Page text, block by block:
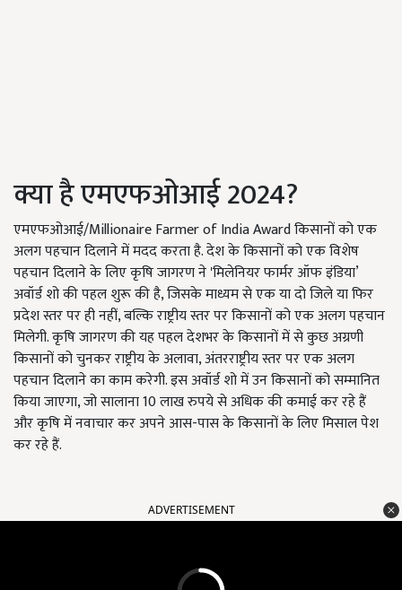
क्या है एमएफओआई 2024?
एमएफओआई/Millionaire Farmer of India Award किसानों को एक
अलग पहचान दिलाने में मदद करता है. देश के किसानों को एक विशेष
पहचान दिलाने के लिए कृषि जागरण ने 'मिलेनियर फार्मर ऑफ इंडिया’
अवॉर्ड शो की पहल शुरू की है, जिसके माध्यम से एक या दो जिले या फिर
प्रदेश स्तर पर ही नहीं, बल्कि राष्ट्रीय स्तर पर किसानों को एक अलग पहचान
मिलेगी. कृषि जागरण की यह पहल देशभर के किसानों में से कुछ अग्रणी
किसानों को चुनकर राष्ट्रीय के अलावा, अंतरराष्ट्रीय स्तर पर एक अलग
पहचान दिलाने का काम करेगी. इस अवॉर्ड शो में उन किसानों को सम्मानित
किया जाएगा, जो सालाना 10 लाख रुपये से अधिक की कमाई कर रहे हैं
और कृषि में नवाचार कर अपने आस-पास के किसानों के लिए मिसाल पेश
कर रहे हैं.
ADVERTISEMENT